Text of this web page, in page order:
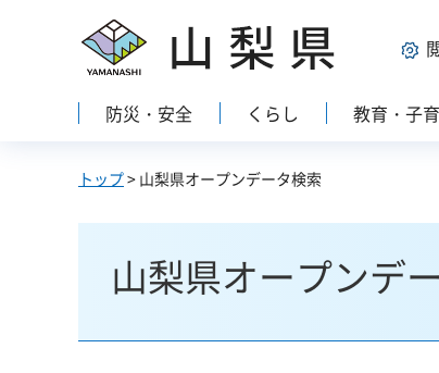
山梨県
防災・安全 くらし 教育・子
トップ> 山梨県オープンデータ検索
山梨県オープンデ